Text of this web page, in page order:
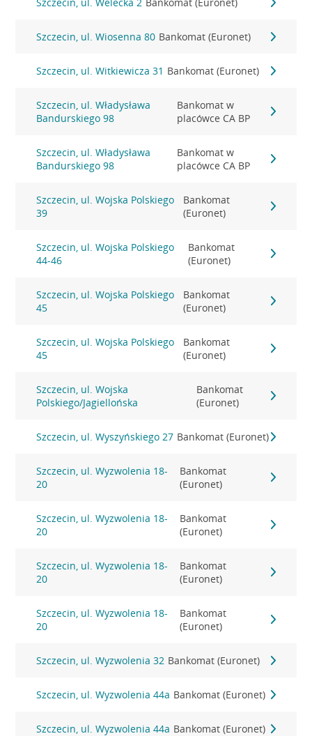
Szczecin, ul. Wiosenna 80 Bankomat (Euronet)
Szczecin, ul. Witkiewicza 31 Bankomat (Euronet)
Szczecin, ul. Władysława
Bandurskiego 98
Bankomat w
placówce CA BP
Szczecin, ul. Władysława
Bandurskiego 98
Bankomat w
placówce CA BP
Szczecin, ul. Wojska Polskiego
39
Bankomat
(Euronet)
Szczecin, ul. Wojska Polskiego
44-46
Bankomat
(Euronet)
Szczecin, ul. Wojska Polskiego
45
Bankomat
(Euronet)
Szczecin, ul. Wojska Polskiego
45
Bankomat
(Euronet)
Szczecin, ul. Wojska
Polskiego/Jagiellońska
Bankomat
(Euronet)
Szczecin, ul. Wyszyńskiego 27 Bankomat (Euronet)
Szczecin, ul. Wyzwolenia 18-
20
Bankomat
(Euronet)
Szczecin, ul. Wyzwolenia 18-
20
Bankomat
(Euronet)
Szczecin, ul. Wyzwolenia 18-
20
Bankomat
(Euronet)
Szczecin, ul. Wyzwolenia 18-
20
Bankomat
(Euronet)
Szczecin, ul. Wyzwolenia 32 Bankomat (Euronet)
Szczecin, ul. Wyzwolenia 44a Bankomat (Euronet)
Szczecin, ul. Wyzwolenia 44a Bankomat (Euronet)